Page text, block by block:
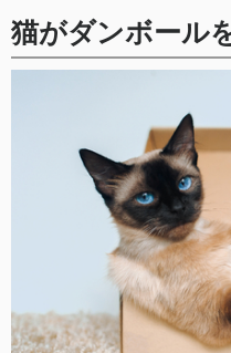
猫がダンボール